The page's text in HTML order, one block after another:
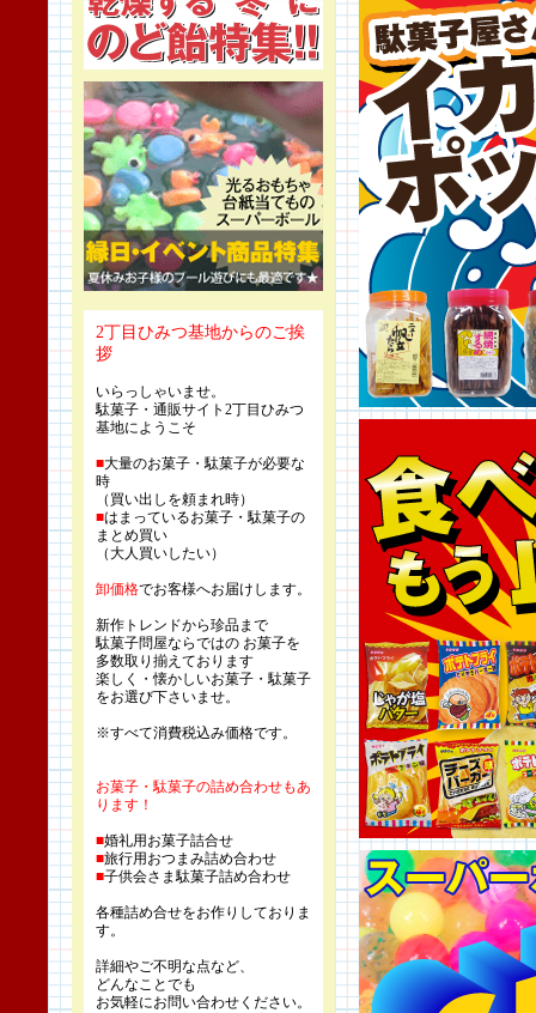
2丁目ひみつ基地からのご挨
拶
いらっしゃいませ。
駄菓子・通販サイト2丁目ひみつ
基地にようこそ
■大量のお菓子・駄菓子が必要な
時
（買い出しを頼まれ時）
■はまっているお菓子・駄菓子の
まとめ買い
（大人買いしたい）
卸価格でお客様へお届けします。
新作トレンドから珍品まで
駄菓子問屋ならではの お菓子を
多数取り揃えております
楽しく・懐かしいお菓子・駄菓子
をお選び下さいませ。
※すべて消費税込み価格です。
お菓子・駄菓子の詰め合わせもあ
ります！
■婚礼用お菓子詰合せ
■旅行用おつまみ詰め合わせ
■子供会さま駄菓子詰め合わせ
各種詰め合せをお作りしておりま
す。
詳細やご不明な点など、
どんなことでも
お気軽にお問い合わせください。